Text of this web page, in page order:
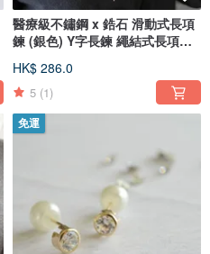
醫療級不鏽鋼 x 鋯石 滑動式長項
鍊 (銀色) Y字長鍊 繩結式長項鍊
HK$ 286.0
5 (1)
免運